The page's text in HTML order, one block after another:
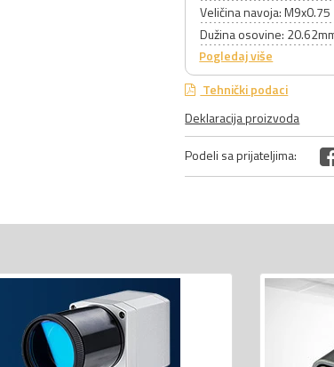
Veličina navoja: M9x0.75
Dužina osovine:
Pogledaj više
Tehnički podaci
Deklaracija proizvoda
Podeli sa prijateljima: